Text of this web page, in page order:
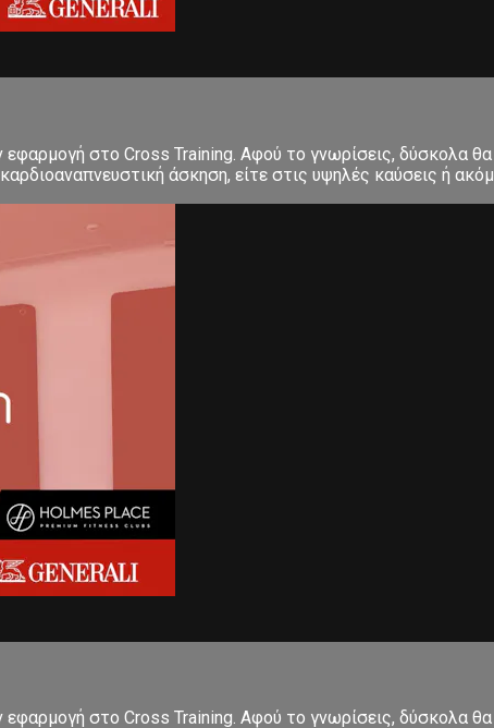
εφαρμογή στο Cross Training. Αφού το γνωρίσεις, δύσκολα
άσκηση, είτε στις υψηλές καύσεις ή
εφαρμογή στο Cross Training. Αφού το γνωρίσεις, δύσκολα